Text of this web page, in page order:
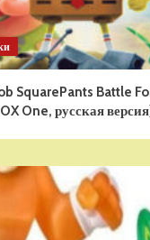
SquarePants Battle
One, русская